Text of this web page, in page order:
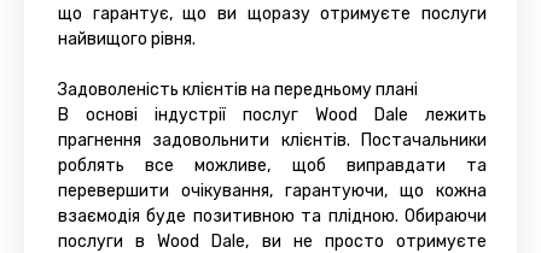
що гарантує, що ви щоразу отримуєте послуги
найвищого рівня.
Задоволеність клієнтів на передньому плані
В основі індустрії послуг Wood Dale лежить
прагнення задовольнити клієнтів. Постачальники
роблять все можливе, щоб виправдати та
перевершити очікування, гарантуючи, що кожна
взаємодія буде позитивною та плідною. Обираючи
послуги в Wood Dale, ви не просто отримуєте